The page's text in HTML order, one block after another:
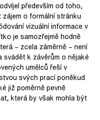
především od toho,
o formální stránku
vizuální informace v
je samozřejmě hodně
– zcela záměrně – není
svádět k závěrům o nějaké
umělců řeší v
svých prací poněkud
již poměrně pevně
která by však mohla být